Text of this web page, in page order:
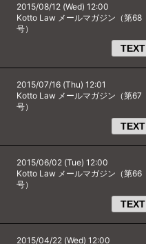
2015/08/12 (Wed) 12:00
Kotto Law メールマガジン（第68
号）
TEXT
2015/07/16 (Thu) 12:01
Kotto Law メールマガジン（第67
号）
TEXT
2015/06/02 (Tue) 12:00
Kotto Law メールマガジン（第66
号）
TEXT
2015/04/22 (Wed) 12:00